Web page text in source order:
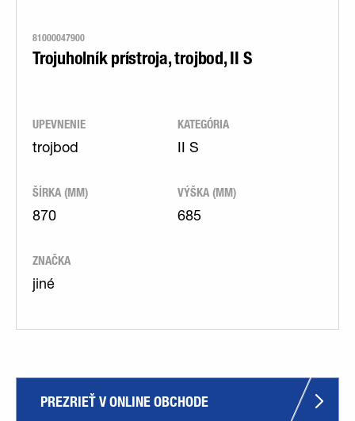
81000047900
Trojuholník prístroja, trojbod, II S
UPEVNENIE
trojbod
KATEGÓRIA
II S
ŠÍRKA (MM)
870
VÝŠKA (MM)
685
ZNAČKA
jiné
PREZRIEŤ V ONLINE OBCHODE